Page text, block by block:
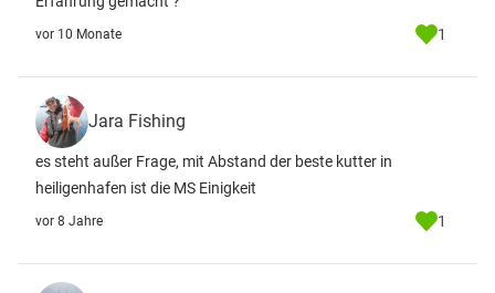
vor 10 Monate 1
Jara Fishing
es steht außer Frage, mit Abstand der beste kutter in
heiligenhafen ist die MS Einigkeit
vor 8 Jahre 1